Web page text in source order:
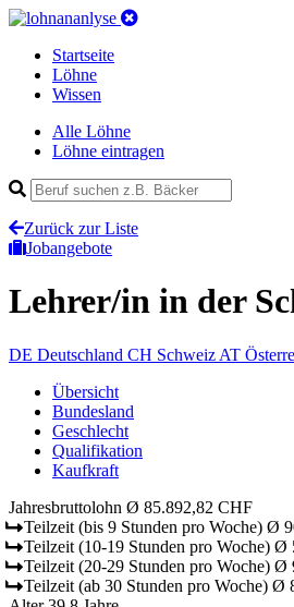
Startseite
Löhne
Wissen
Alle Löhne
Löhne eintragen
Zurück zur Liste
Jobangebote
Lehrer/in in der
DE Deutschland CH Schweiz AT
Übersicht
Bundesland
Geschlecht
Qualifikation
Kaufkraft
Jahresbruttolohn Ø 85.892,82 CHF
Teilzeit (bis 9 Stunden pro Woche) Ø
Teilzeit (10-19 Stunden pro Woche) Ø
Teilzeit (20-29 Stunden pro Woche) Ø
Teilzeit (ab 30 Stunden pro Woche) Ø